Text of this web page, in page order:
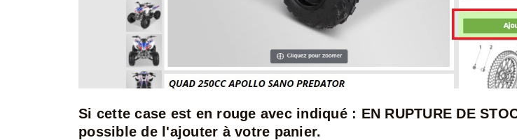
Si cette case est en rouge avec indiqué : EN RUPTURE DE
possible de l'ajouter à votre panier.